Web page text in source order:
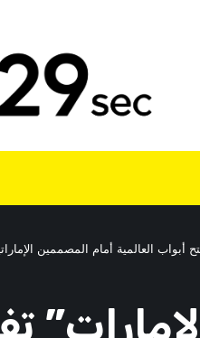
أبواب العالمية أمام المصممين